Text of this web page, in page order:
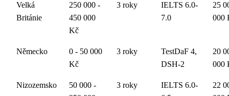
Velká
Británie
250 000 -
450 000
Kč
3 roky
IELTS 6.0-
7.0
25
000
Německo
0 - 50 000
Kč
3 roky
TestDaF 4,
DSH-2
20
000
Nizozemsko
50 000 -
3 roky
IELTS 6.0-
22